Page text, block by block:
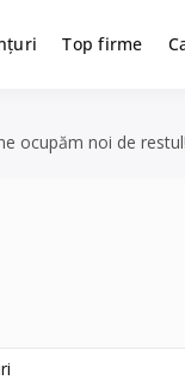
Top firme
ocupăm noi de restul!